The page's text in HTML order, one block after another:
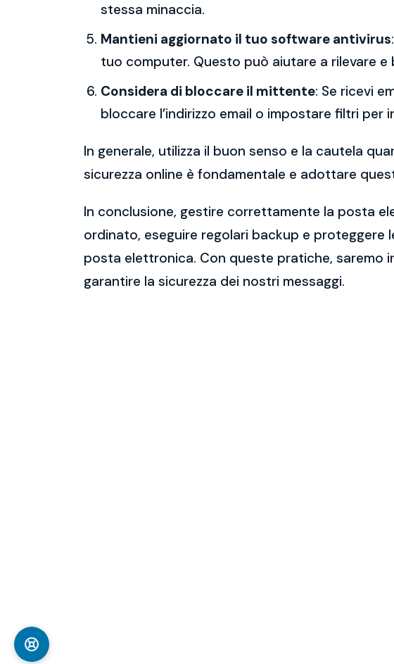
stessa minaccia.
Mantieni aggiornato il tuo software antivirus
tuo computer. Questo può aiutare a rilevare
Considera di bloccare il mittente: Se ricevi
bloccare l’indirizzo email o impostare filtri
In generale, utilizza il buon senso e la cautela
sicurezza online è fondamentale e adottare
In conclusione, gestire correttamente la posta
ordinato, eseguire regolari backup e proteggere
posta elettronica. Con queste pratiche, saremo
garantire la sicurezza dei nostri messaggi.